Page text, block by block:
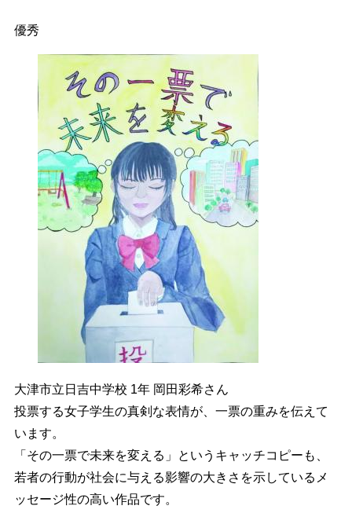
優秀
大津市立日吉中学校 1年 岡田彩希さん
投票する女子学生の真剣な表情が、一票の重みを伝えて
います。
「その一票で未来を変える」というキャッチコピーも、
若者の行動が社会に与える影響の大きさを示しているメ
ッセージ性の高い作品です。